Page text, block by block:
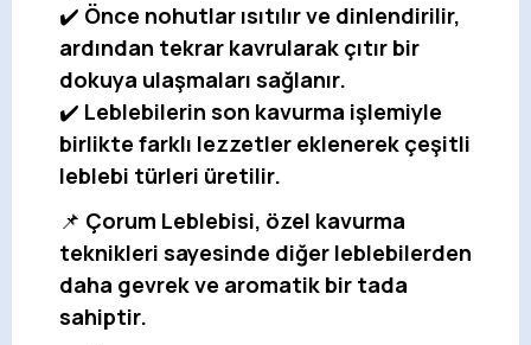
✔️ Önce nohutlar ısıtılır ve dinlendirilir,
ardından tekrar kavrularak çıtır bir
dokuya ulaşmaları sağlanır.
✔️ Leblebilerin son kavurma işlemiyle
birlikte farklı lezzetler eklenerek çeşitli
leblebi türleri üretilir.
📌 Çorum Leblebisi, özel kavurma
teknikleri sayesinde diğer leblebilerden
daha gevrek ve aromatik bir tada
sahiptir.